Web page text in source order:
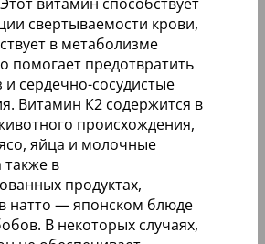
свертываемости крови,
в метаболизме
помогает предотвратить
и сердечно-сосудистые
Витамин К2 содержится в
происхождения,
яйца и молочные
также в
продуктах,
натто — японском блюде
В некоторых случаях,